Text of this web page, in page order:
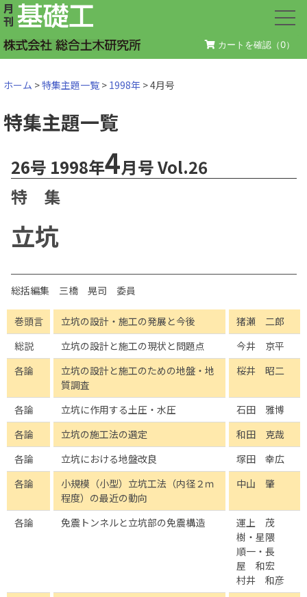
カートを確認（0）
ホーム >特集主題一覧 > 1998年 > 4月号
特集主題一覧
26号 1998年4月号 Vol.26
特 集
立坑
総括編集 三橋 晃司 委員
巻頭言 立坑の設計・施工の発展と今後
猪瀬 二郎
総説
立坑の設計と施工の現状と問題点
今井 京平
各論
立坑の設計と施工のための地盤・地
質調査
桜井 昭二
各論 立坑に作用する土圧・水圧
石田 雅博
各論
立坑の施工法の選定
和田 克哉
各論
立坑における地盤改良
塚田 幸広
各論
小規模（小型）立坑工法（内径２ｍ
程度）の最近の動向
中山 肇
各論 免震トンネルと立坑部の免震構造
運上 茂
樹・星隈
順一・長
屋 和宏
村井 和彦